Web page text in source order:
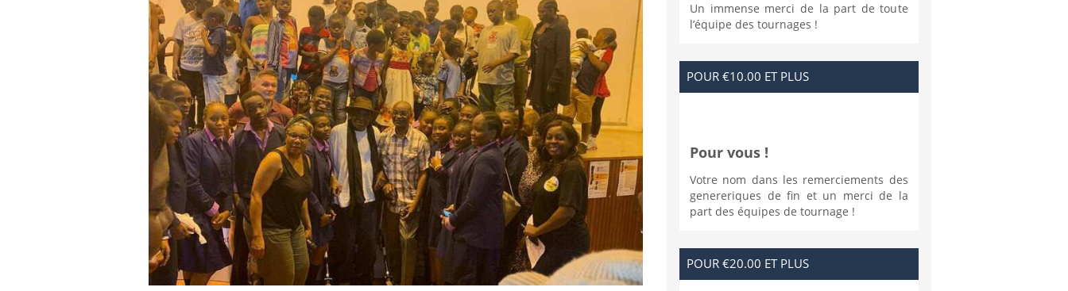
Un immense merci de la part de toute
l’équipe des tournages !
POUR €10.00 ET PLUS
Pour vous !
Votre nom dans les remerciements des
genereriques de fin et un merci de la
part des équipes de tournage !
POUR €20.00 ET PLUS